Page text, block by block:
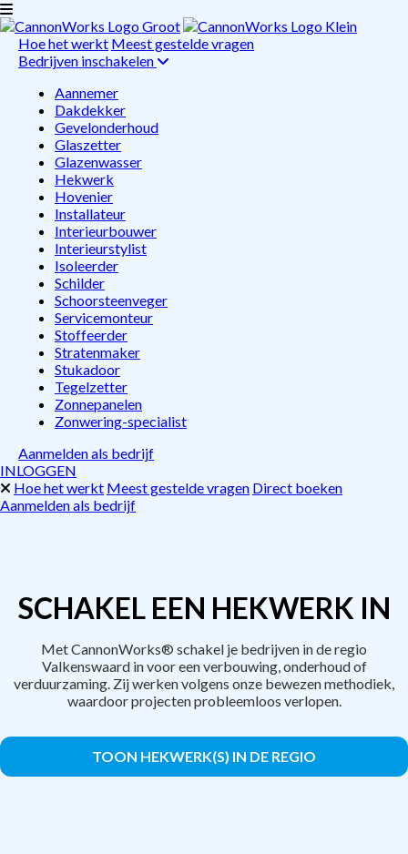
Hoe het werkt Meest gestelde vragen
Bedrijven inschakelen
Aannemer
Dakdekker
Gevelonderhoud
Glaszetter
Glazenwasser
Hekwerk
Hovenier
Installateur
Interieurbouwer
Interieurstylist
Isoleerder
Schilder
Schoorsteenveger
Servicemonteur
Stoffeerder
Stratenmaker
Stukadoor
Tegelzetter
Zonnepanelen
Zonwering-specialist
Aanmelden als bedrijf
INLOGGEN
Hoe het werkt Meest gestelde vragen Direct boeken
Aanmelden als bedrijf
SCHAKEL EEN HEKWERK IN
Met CannonWorks® schakel je bedrijven in de regio
Valkenswaard in voor een verbouwing, onderhoud of
verduurzaming. Zij werken volgens onze bewezen methodiek,
waardoor projecten probleemloos verlopen.
TOON HEKWERK(S) IN DE REGIO